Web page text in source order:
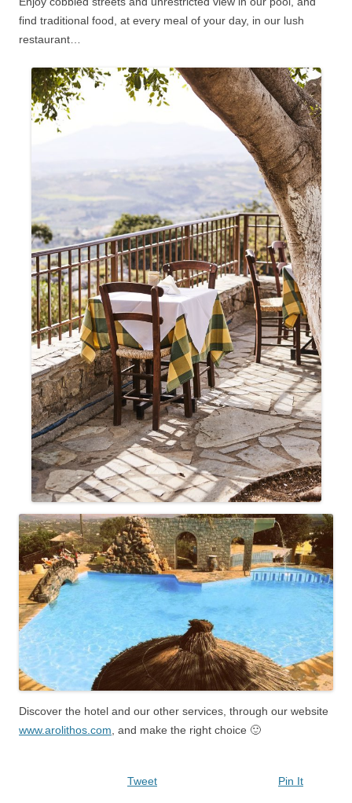
find traditional food, at every meal of your day, in our lush
restaurant…
Discover the hotel and our other services, through our website
www.arolithos.com , and make the right choice 🙂
Tweet Pin It